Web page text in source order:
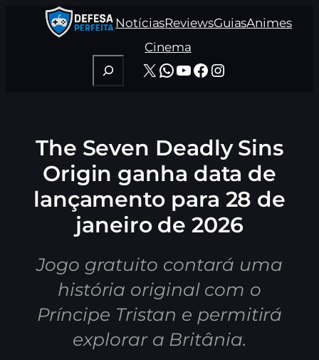
NotíciasReviewsGuiasAnimes
Cinema
Pesquisar
X WhatsApp
Youtube
Facebook
Instagram
The Seven Deadly Sins
Origin ganha data de
lançamento para 28 de
janeiro de 2026
Jogo gratuito contará uma
história original com o
Príncipe Tristan e permitirá
explorar a Britânia.